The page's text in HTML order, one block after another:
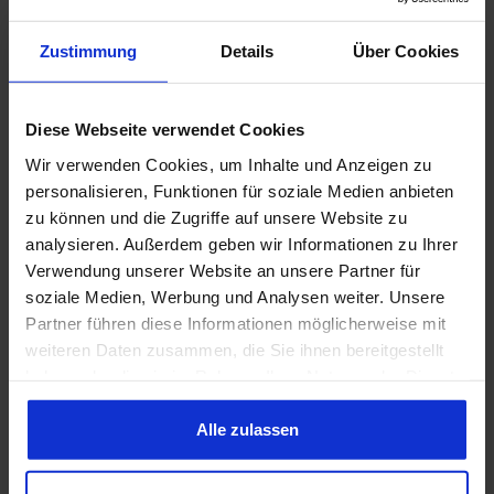
Zustimmung Details Über Cookies
Diese Webseite verwendet Cookies
Wir verwenden Cookies, um Inhalte und Anzeigen zu
personalisieren, Funktionen für soziale Medien anbieten
zu können und die Zugriffe auf unsere Website zu
analysieren. Außerdem geben wir Informationen zu Ihrer
Verwendung unserer Website an unsere Partner für
soziale Medien, Werbung und Analysen weiter. Unsere
Partner führen diese Informationen möglicherweise mit
weiteren Daten zusammen, die Sie ihnen bereitgestellt
gesammelt haben. Sie geben Einwilligung zu unseren
Cookies, wenn Sie unsere Webseite weiterhin nutzen.
Alle zulassen
Pro Stück Einbauort: ab Gußkrümmer
179,98 €*
Scott Drake Fächerkrümmer 4-2-1
Prod.-Nr.: 712127
Hosenrohr 289-302, 2" nur für Scott
Drake Tri-Y Fächerkrümmer 4-2-1
Durchmesser 2" Eigenanfertigung
Verbesserte Passgenauigkeit
Aluminiumbeschichtet für längere
Lebensdauer Nur passend für
Fächerkrümmer 707536 & 702111!
Einbauort: ab Fächerkrümmer
149,95 €*
Prod.-Nr.: 712195